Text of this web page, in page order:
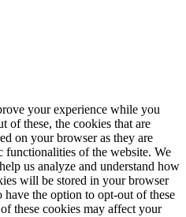
your experience while you
of these, the cookies that are
on your browser as they are
functionalities of the website. We
us analyze and understand how
will be stored in your browser
the option to opt-out of these
these cookies may affect your